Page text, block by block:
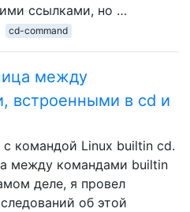
ссылками, но …
cd-command
между
встроенными в cd и
с командой Linux builtin cd.
между командами builtin
деле, я провел
об этой